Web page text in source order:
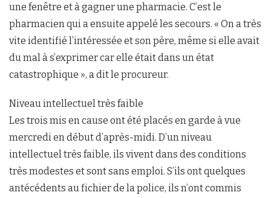
une fenêtre et à gagner une pharmacie. C’est le
pharmacien qui a ensuite appelé les secours. « On a très
vite identifié l’intéressée et son père, même si elle avait
du mal à s’exprimer car elle était dans un état
catastrophique », a dit le procureur.
Niveau intellectuel très faible
Les trois mis en cause ont été placés en garde à vue
mercredi en début d’après-midi. D’un niveau
intellectuel très faible, ils vivent dans des conditions
très modestes et sont sans emploi. S’ils ont quelques
antécédents au fichier de la police, ils n’ont commis